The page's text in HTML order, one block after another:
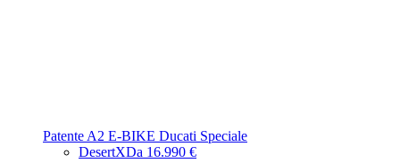
Patente A2 E-BIKE Ducati Speciale
DesertXDa 16.990 €